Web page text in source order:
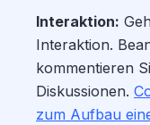
Interaktion:
Interaktion.
kommentieren
Diskussionen.
zum Aufbau